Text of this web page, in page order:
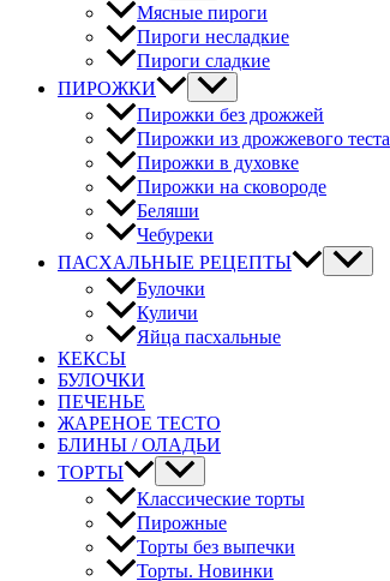
Мясные пироги
Пироги несладкие
Пироги сладкие
ПИРОЖКИ
Пирожки без дрожжей
Пирожки из дрожжевого теста
Пирожки в духовке
Пирожки на сковороде
Беляши
Чебуреки
ПАСХАЛЬНЫЕ РЕЦЕПТЫ
Булочки
Куличи
Яйца пасхальные
КЕКСЫ
БУЛОЧКИ
ПЕЧЕНЬЕ
ЖАРЕНОЕ ТЕСТО
БЛИНЫ / ОЛАДЬИ
ТОРТЫ
Классические торты
Пирожные
Торты без выпечки
Торты. Новинки